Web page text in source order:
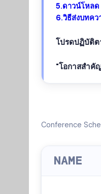
5.ดาวน์โหล
6.วิธีส่งบทค
โปรดปฏิบัติต
"โอกาสสำคั
Conference
NAME